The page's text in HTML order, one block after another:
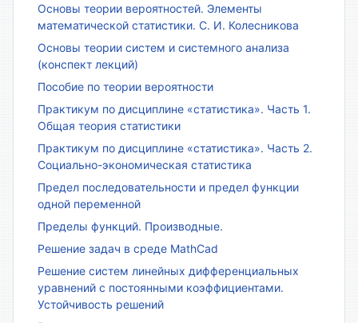
Основы теории вероятностей. Элементы
математической статистики. С. И. Колесникова
Основы теории систем и системного анализа
(конспект лекций)
Пособие по теории вероятности
Практикум по дисциплине «статистика». Часть 1.
Общая теория статистики
Практикум по дисциплине «статистика». Часть 2.
Социально-экономическая статистика
Предел последовательности и предел функции
одной переменной
Пределы функций. Производные.
Решение задач в среде MathCad
Решение систем линейных дифференциальных
уравнений с постоянными коэффициентами.
Устойчивость решений